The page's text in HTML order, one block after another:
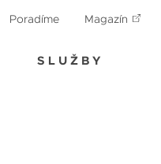
Poradíme Magazín
SLUŽBY